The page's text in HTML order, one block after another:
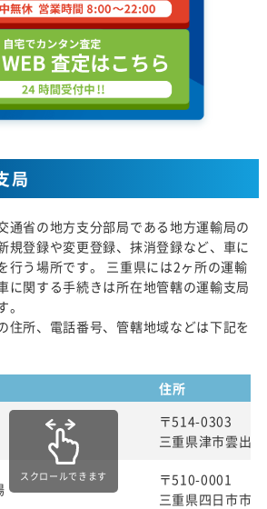
局
通省の地方支分部局である地方運輸局の
規登録や変更登録、抹消登録など、車に
行う場所です。 三重県には2ヶ所の運輸
に関する手続きは所在地管轄の運輸支局
住所、電話番号、管轄地域などは下記を
住所
〒514-0303
三重県津市雲出
〒510-0001
三重県四日市市
スクロールできます